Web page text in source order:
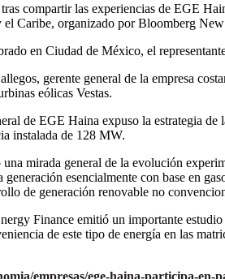
compartir las experiencias de EGE
Caribe, organizado por Bloomberg
en Ciudad de México, el
gerente general de la empresa
eólicas Vestas.
de EGE Haina expuso la estrategia
instalada de 128 MW.
mirada general de la evolución
esencialmente con base en
de generación renovable no
Finance emitió un importante
de este tipo de energía en las
empresas/ege-haina-participa-en-